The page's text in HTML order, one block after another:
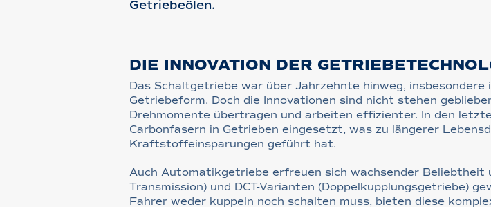
Getriebeölen.
DIE INNOVATION DER
Das Schaltgetriebe war über Jahrzehnte hinweg,
Getriebeform. Doch die Innovationen sind nicht stehen
Drehmomente übertragen und arbeiten effizienter. In den
Carbonfasern in Getrieben eingesetzt, was zu längerer
Kraftstoffeinsparungen geführt hat.
Auch Automatikgetriebe erfreuen sich wachsender Beliebtheit
Transmission) und DCT-Varianten (Doppelkupplungsgetriebe)
Fahrer weder kuppeln noch schalten muss, bieten diese